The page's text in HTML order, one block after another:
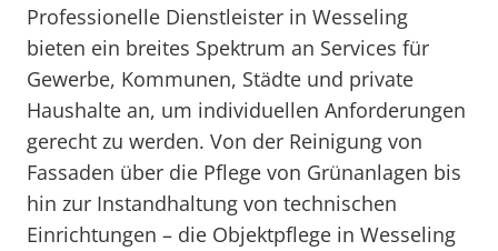
Professionelle Dienstleister in Wesseling
bieten ein breites Spektrum an Services für
Gewerbe, Kommunen, Städte und private
Haushalte an, um individuellen Anforderungen
gerecht zu werden. Von der Reinigung von
Fassaden über die Pflege von Grünanlagen bis
hin zur Instandhaltung von technischen
Einrichtungen – die Objektpflege in Wesseling